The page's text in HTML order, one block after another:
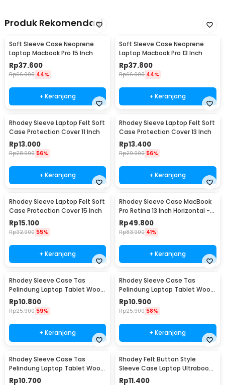
Produk Rekomendasi
Soft Sleeve Case Neoprene
Laptop Macbook Pro 15 Inch
Rp37.600
Rp66.900 44%
+ Keranjang
Soft Sleeve Case Neoprene
Laptop Macbook Pro 13 Inch
Rp37.800
Rp66.900 44%
+ Keranjang
Rhodey Sleeve Laptop Felt Soft
Case Protection Cover 11 Inch
Rp13.000
Rp28.900 56%
+ Keranjang
Rhodey Sleeve Laptop Felt Soft
Case Protection Cover 13 Inch
Rp13.400
Rp29.900 56%
+ Keranjang
Rhodey Sleeve Laptop Felt Soft
Case Protection Cover 15 Inch
Rp15.100
Rp32.900 55%
+ Keranjang
Rhodey Sleeve Case MacBook
Pro Retina 13 Inch Horizontal -
C2202
Rp49.800
Rp83.900 41%
+ Keranjang
Rhodey Sleeve Case Tas
Pelindung Laptop Tablet Wool
Felt 11 Inch - DA98
Rp10.800
Rp25.900 59%
+ Keranjang
Rhodey Sleeve Case Tas
Pelindung Laptop Tablet Wool
Felt 15 Inch - DA98
Rp10.900
Rp25.900 58%
+ Keranjang
Rhodey Sleeve Case Tas
Pelindung Laptop Tablet Wool
Felt 13 Inch - DA98
Rp10.700
Rhodey Felt Button Style
Sleeve Case Laptop Ultrabook
11 Inch - DA58
Rp11.400